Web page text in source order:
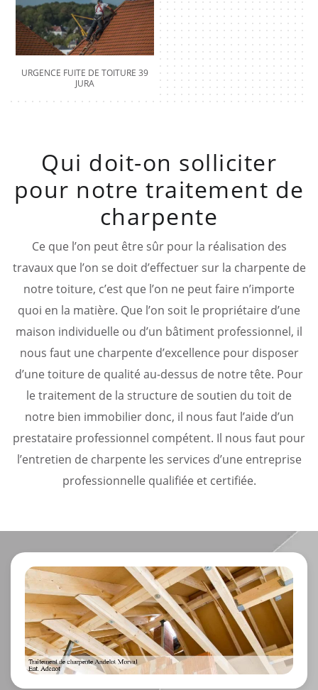
URGENCE FUITE DE TOITURE 39
JURA
Qui doit-on solliciter
pour notre traitement de
charpente
Ce que l’on peut être sûr pour la réalisation des
travaux que l’on se doit d’effectuer sur la charpente de
notre toiture, c’est que l’on ne peut faire n’importe
quoi en la matière. Que l’on soit le propriétaire d’une
maison individuelle ou d’un bâtiment professionnel, il
nous faut une charpente d’excellence pour disposer
d’une toiture de qualité au-dessus de notre tête. Pour
le traitement de la structure de soutien du toit de
notre bien immobilier donc, il nous faut l’aide d’un
prestataire professionnel compétent. Il nous faut pour
l’entretien de charpente les services d’une entreprise
professionnelle qualifiée et certifiée.